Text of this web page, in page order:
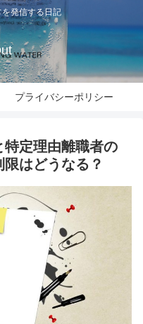
発信する日記
プライバシーポリシー
特定理由離職者の
はどうなる？